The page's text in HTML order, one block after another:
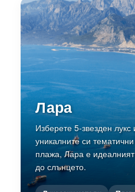
Лара
Изберете 5-звезден
уникалните си
плажа, Лара е
до слънцето.